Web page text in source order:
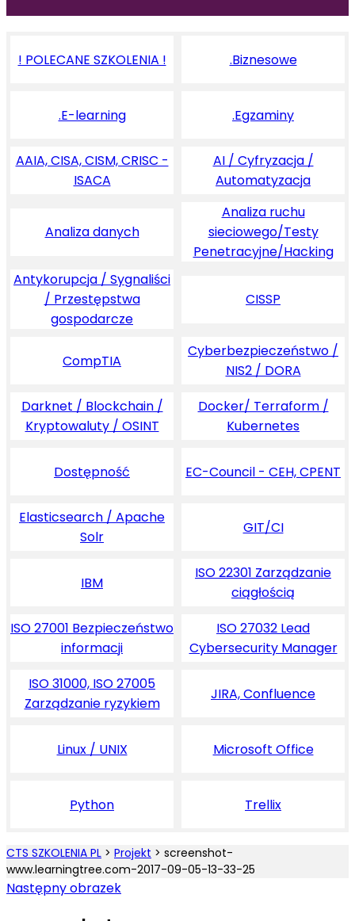
! POLECANE SZKOLENIA ! .Biznesowe
.E-learning .Egzaminy
AAIA, CISA, CISM, CRISC -
ISACA
AI / Cyfryzacja /
Automatyzacja
Analiza danych
Analiza ruchu
sieciowego/Testy
Penetracyjne/Hacking
Antykorupcja / Sygnaliści
/ Przestępstwa
gospodarcze
CISSP
CompTIA
Cyberbezpieczeństwo /
NIS2 / DORA
Darknet / Blockchain /
Kryptowaluty / OSINT
Docker/ Terraform /
Kubernetes
Dostępność EC-Council - CEH, CPENT
Elasticsearch / Apache
Solr
GIT/CI
IBM
ISO 22301 Zarządzanie
ciągłością
ISO 27001 Bezpieczeństwo
informacji
ISO 27032 Lead
Cybersecurity Manager
ISO 31000, ISO 27005
Zarządzanie ryzykiem
JIRA, Confluence
Linux / UNIX Microsoft Office
Python Trellix
CTS SZKOLENIA PL > Projekt > screenshot-
www.learningtree.com-2017-09-05-13-33-25
Następny obrazek